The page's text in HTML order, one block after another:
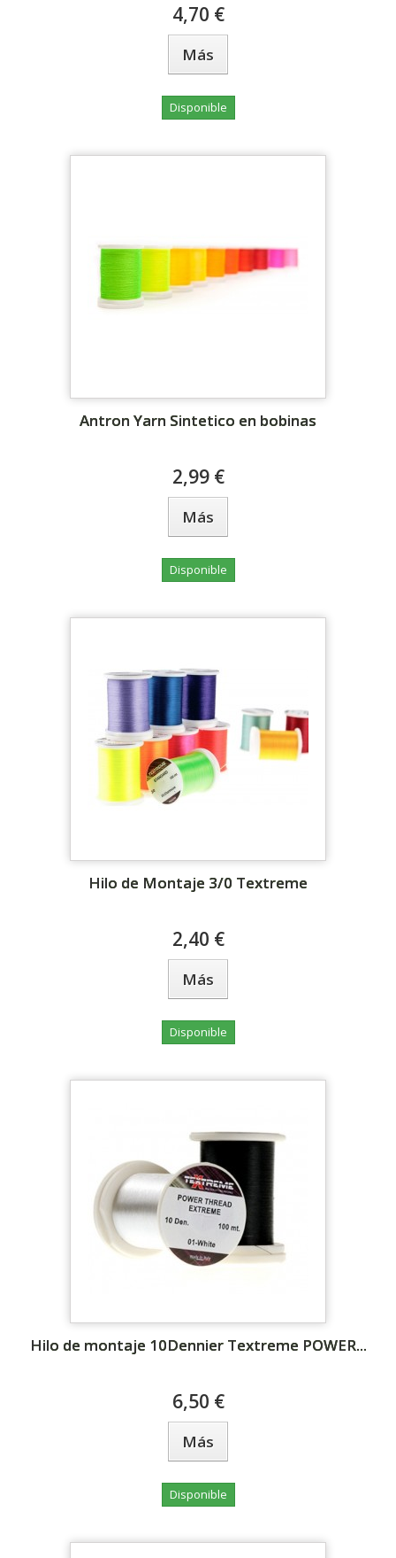
4,70 €
Más
Disponible
Antron Yarn Sintetico en bobinas
2,99 €
Más
Disponible
Hilo de Montaje 3/0 Textreme
2,40 €
Más
Disponible
Hilo de montaje 10Dennier Textreme POWER...
6,50 €
Más
Disponible